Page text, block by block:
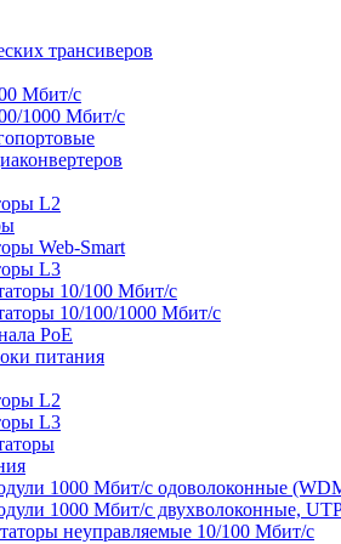
трансиверов
Мбит/с
1000 Мбит/c
L2
Web-Smart
L3
10/100 Мбит/с
10/100/1000 Мбит/с
PoE
питания
L2
L3
1000 Мбит/c одоволоконные
1000 Мбит/c двухволоконные,
неуправляемые 10/100 Мбит/с